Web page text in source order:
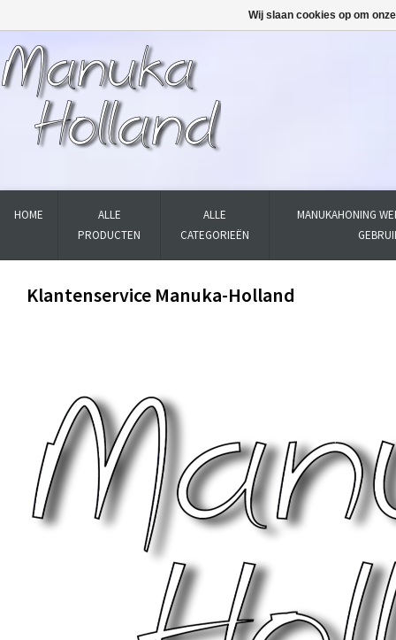
HOME
ALLE
PRODUCTEN
ALLE
CATEGORIEËN
MANUKAHONING
Klantenservice Manuka-Holland
Wij slaan cookies op om